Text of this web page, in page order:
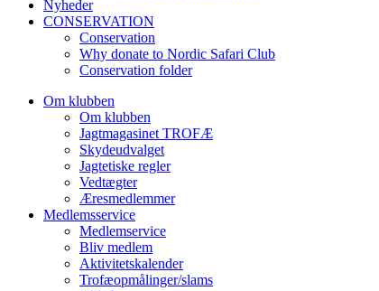
Nyheder
CONSERVATION
Conservation
Why donate to Nordic Safari Club
Conservation folder
Om klubben
Om klubben
Jagtmagasinet TROFÆ
Skydeudvalget
Jagtetiske regler
Vedtægter
Æresmedlemmer
Medlemsservice
Medlemservice
Bliv medlem
Aktivitetskalender
Trofæopmålinger/slams